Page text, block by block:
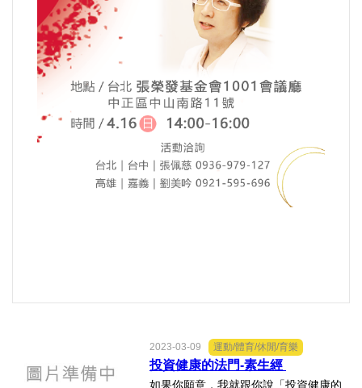
好人好事/人物介紹
2023-03-09 運動/體育/休閒/育樂
投資健康的法門-素生經
如果你願意，我就跟你說「投資健康的